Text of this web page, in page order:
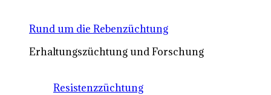
Rund um die Rebenzüchtung
Erhaltungszüchtung und Forschung
Resistenzzüchtung